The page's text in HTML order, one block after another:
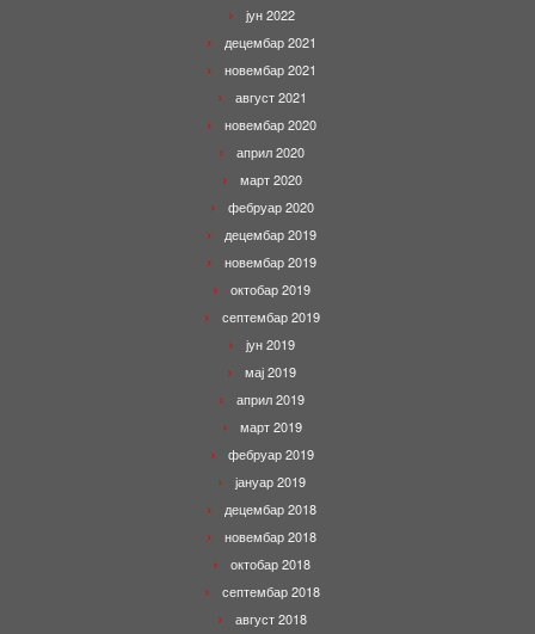
јун 2022
децембар 2021
новембар 2021
август 2021
новембар 2020
април 2020
март 2020
фебруар 2020
децембар 2019
новембар 2019
октобар 2019
септембар 2019
јун 2019
мај 2019
април 2019
март 2019
фебруар 2019
јануар 2019
децембар 2018
новембар 2018
октобар 2018
септембар 2018
август 2018